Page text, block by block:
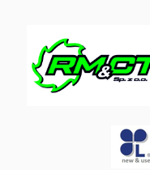
pregrade za
spirali za optimalan
debljine materijala
visokokvalitetnog
dostupno sa lagera
u EU) Dedeymflkjpfx
Kontaktirajte nas za